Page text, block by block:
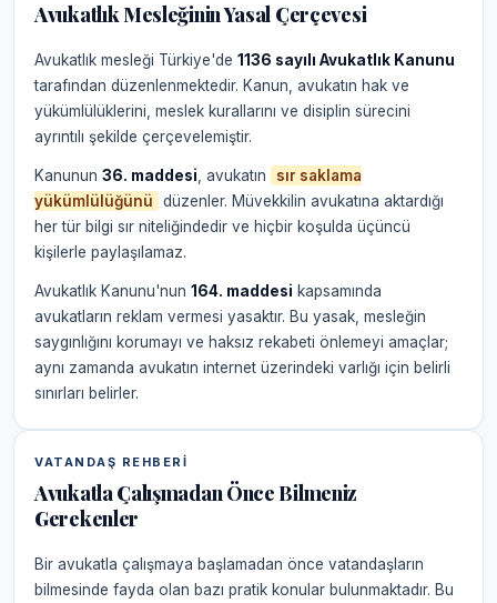
Avukatlık Mesleğinin Yasal Çerçevesi
Avukatlık mesleği Türkiye'de 1136 sayılı Avukatlık Kanunu
tarafından düzenlenmektedir. Kanun, avukatın hak ve
yükümlülüklerini, meslek kurallarını ve disiplin sürecini
ayrıntılı şekilde çerçevelemiştir.
Kanunun 36. maddesi , avukatın
sır saklama
yükümlülüğünü
düzenler. Müvekkilin avukatına aktardığı
her tür bilgi sır niteliğindedir ve hiçbir koşulda üçüncü
kişilerle paylaşılamaz.
Avukatlık Kanunu'nun 164. maddesi kapsamında
avukatların reklam vermesi yasaktır. Bu yasak, mesleğin
saygınlığını korumayı ve haksız rekabeti önlemeyi amaçlar;
aynı zamanda avukatın internet üzerindeki varlığı için belirli
sınırları belirler.
VATANDAŞ REHBERI
Avukatla Çalışmadan Önce Bilmeniz
Gerekenler
Bir avukatla çalışmaya başlamadan önce vatandaşların
bilmesinde fayda olan bazı pratik konular bulunmaktadır. Bu